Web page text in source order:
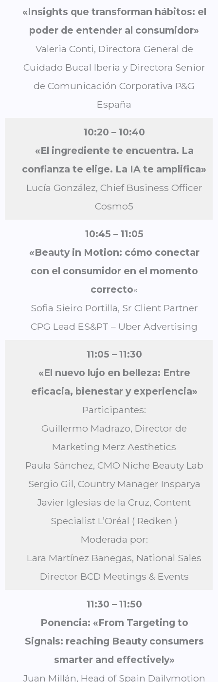
«Insights que transforman hábitos: el
poder de entender al consumidor»
Valeria Conti, Directora General de
Cuidado Bucal Iberia y Directora Senior
de Comunicación Corporativa P&G
España
10:20 – 10:40
«El ingrediente te encuentra. La
confianza te elige. La IA te amplifica»
Lucía González, Chief Business Officer
Cosmo5
10:45 – 11:05
«Beauty in Motion: cómo conectar
con el consumidor en el momento
correcto«
Sofia Sieiro Portilla, Sr Client Partner
CPG Lead ES&PT – Uber Advertising
11:05 – 11:30
«El nuevo lujo en belleza: Entre
eficacia, bienestar y experiencia»
Participantes:
Guillermo Madrazo, Director de
Marketing Merz Aesthetics
Paula Sánchez, CMO Niche Beauty Lab
Sergio Gil, Country Manager Insparya
Javier Iglesias de la Cruz, Content
Specialist L’Oréal ( Redken )
Moderada por:
Lara Martínez Banegas, National Sales
Director BCD Meetings & Events
11:30 – 11:50
Ponencia: «From Targeting to
Signals: reaching Beauty consumers
smarter and effectively»
Juan Millán, Head of Spain Dailymotion